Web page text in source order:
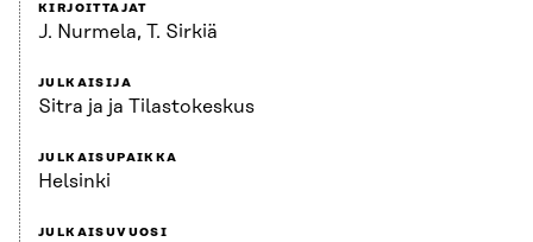
KIRJOITTAJAT
J. Nurmela, T. Sirkiä
JULKAISIJA
Sitra ja ja Tilastokeskus
JULKAISUPAIKKA
Helsinki
JULKAISUVUOSI